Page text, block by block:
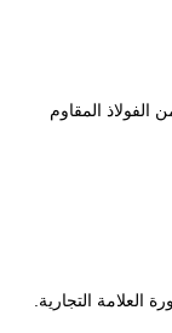
المقاوم
التجارية.